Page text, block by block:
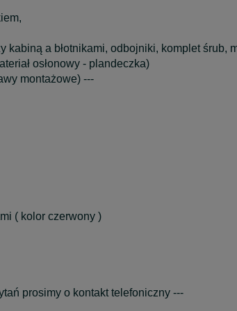
a błotnikami, odbojniki, komplet śrub,
osłonowy - plandeczka)
montażowe) ---
( kolor czerwony )
prosimy o kontakt telefoniczny ---